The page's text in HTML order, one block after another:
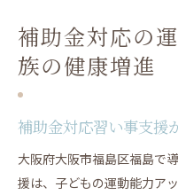
補助金対応の
族の健康増進
補助金対応習い事支援
大阪府大阪市福島区福島で
援は、子どもの運動能力ア